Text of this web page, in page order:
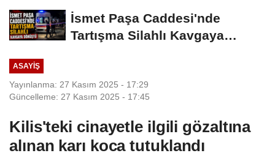
İsmet Paşa Caddesi'nde
Tartışma Silahlı Kavgaya
ASAYIŞ
Yayınlanma: 27 Kasım 2025 - 17:29
Güncelleme: 27 Kasım 2025 - 17:45
Kilis'teki cinayetle ilgili gözaltına
alınan karı koca tutuklandı